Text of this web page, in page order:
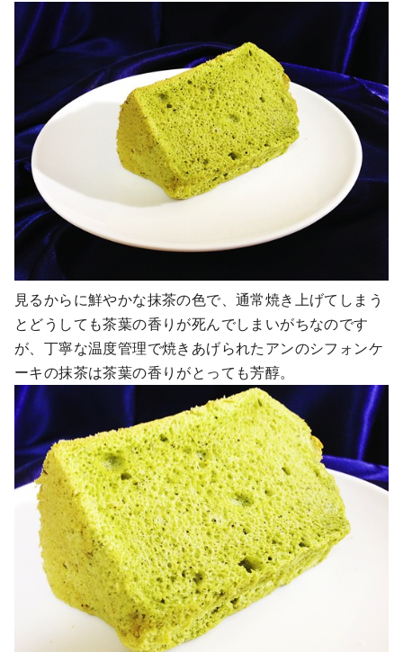
見るからに鮮やかな抹茶の色で、通常焼き上げてしまう
とどうしても茶葉の香りが死んでしまいがちなのです
が、丁寧な温度管理で焼きあげられたアンのシフォンケ
ーキの抹茶は茶葉の香りがとっても芳醇。